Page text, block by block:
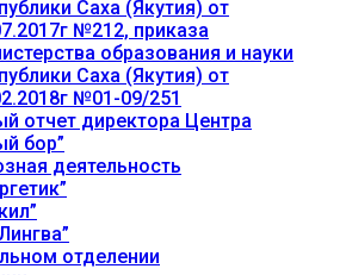
Саха (Якутия) от
№212, приказа
образования и науки
Саха (Якутия) от
№01-09/251
отчет директора Центра
бор”
деятельность
отделении